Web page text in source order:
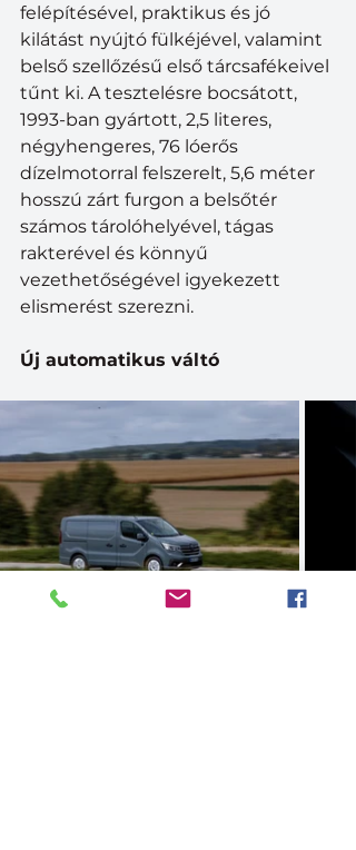
felépítésével, praktikus és jó
kilátást nyújtó fülkéjével, valamint
belső szellőzésű első tárcsafékeivel
tűnt ki. A tesztelésre bocsátott,
1993-ban gyártott, 2,5 literes,
négyhengeres, 76 lóerős
dízelmotorral felszerelt, 5,6 méter
hosszú zárt furgon a belsőtér
számos tárolóhelyével, tágas
rakterével és könnyű
vezethetőségével igyekezett
elismerést szerezni.
Új automatikus váltó
A jelen kínálatából egy Trafic és